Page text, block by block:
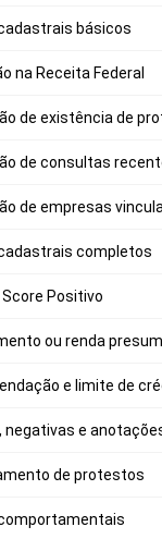
básicos
na Receita Federal
de existência de
de consultas
de empresas
completos
Positivo
ou renda
e limite de
negativas e
de protestos